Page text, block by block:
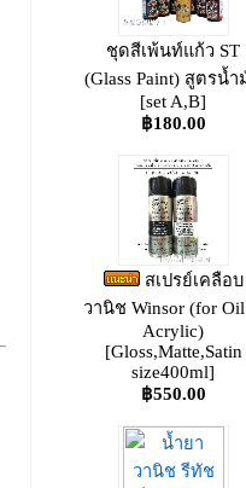
ชุดสีเพ้นท์แก้ว ST
(Glass Paint) สูตรน้ำ
[set A,B]
฿180.00
สเปรย์เคลือบ
วานิช Winsor (for
Acrylic)
[Gloss,Matte,Satin
size400ml]
฿550.00